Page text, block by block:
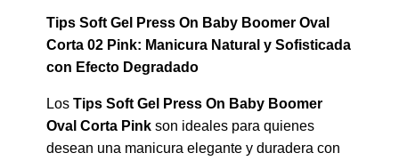
Tips Soft Gel Press On Baby Boomer Oval
Corta 02 Pink: Manicura Natural y Sofisticada
con Efecto Degradado
Los Tips Soft Gel Press On Baby Boomer
Oval Corta Pink son ideales para quienes
desean una manicura elegante y duradera con